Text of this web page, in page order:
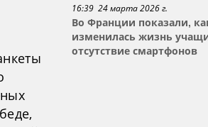
16:39 24 марта 2026 г.
Во Франции показали,
изменилась жизнь
отсутствие смартфонов